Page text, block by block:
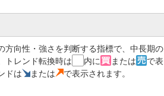
方向性・強さを判断する指標で、中長期の
トレンド転換時は
内に または
で表
ドは
または で表示されます。